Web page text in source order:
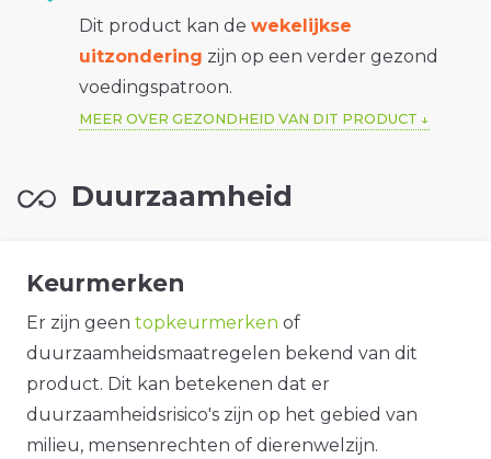
Dit product kan de wekelijkse
uitzondering zijn op een verder gezond
voedingspatroon.
MEER OVER GEZONDHEID VAN DIT PRODUCT
Duurzaamheid
Keurmerken
Er zijn geen topkeurmerken of
duurzaamheidsmaatregelen bekend van dit
product. Dit kan betekenen dat er
duurzaamheidsrisico's zijn op het gebied van
milieu, mensenrechten of dierenwelzijn.